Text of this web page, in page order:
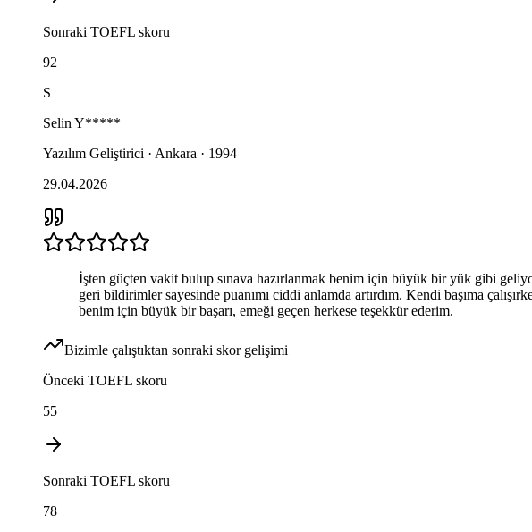
Sonraki TOEFL skoru
92
S
Selin Y*****
Yazılım Geliştirici · Ankara · 1994
29.04.2026
İşten güçten vakit bulup sınava hazırlanmak benim için büyük bir yük gibi
geri bildirimler sayesinde puanımı ciddi anlamda artırdım. Kendi başıma
benim için büyük bir başarı, emeği geçen herkese teşekkür ederim.
Bizimle çalıştıktan sonraki skor gelişimi
Önceki TOEFL skoru
55
Sonraki TOEFL skoru
78